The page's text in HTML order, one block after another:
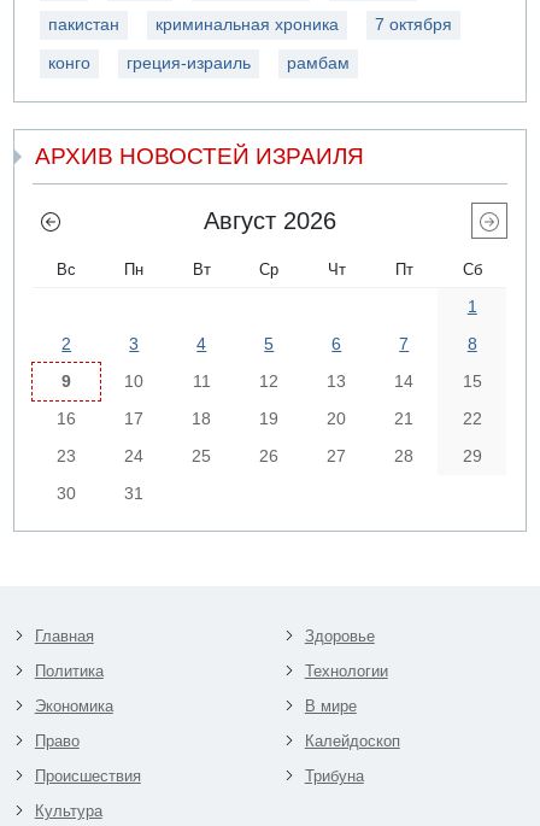
пакистан криминальная хроника 7 октября
конго греция-израиль рамбам
АРХИВ НОВОСТЕЙ ИЗРАИЛЯ
Август 2026
Вс Пн Вт Ср Чт Пт Сб
1
2
3 4 5 6 7
8
9
10 11 12 13 14
15
16
17 18 19 20 21
22
23
24 25 26 27 28
29
30
31
Главная
Политика
Экономика
Право
Происшествия
Культура
Здоровье
Технологии
В мире
Калейдоскоп
Трибуна